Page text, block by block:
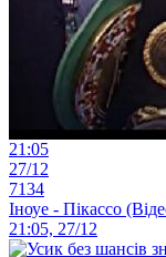
21:05
27/12
7134
Іноуе - Пікассо
21:05, 27/12